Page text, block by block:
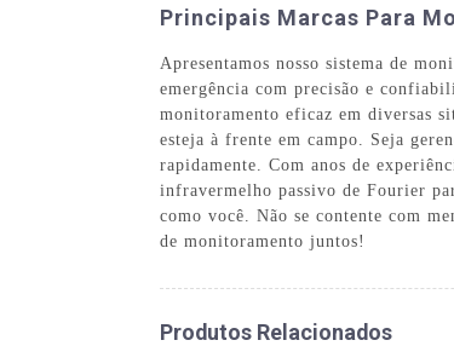
Principais Marcas Para
Apresentamos nosso sistema de
emergência com precisão e
monitoramento eficaz em diversas
esteja à frente em campo. Seja
rapidamente. Com anos de
infravermelho passivo de Fourier
como você. Não se contente com
de monitoramento juntos!
Produtos Relacionados